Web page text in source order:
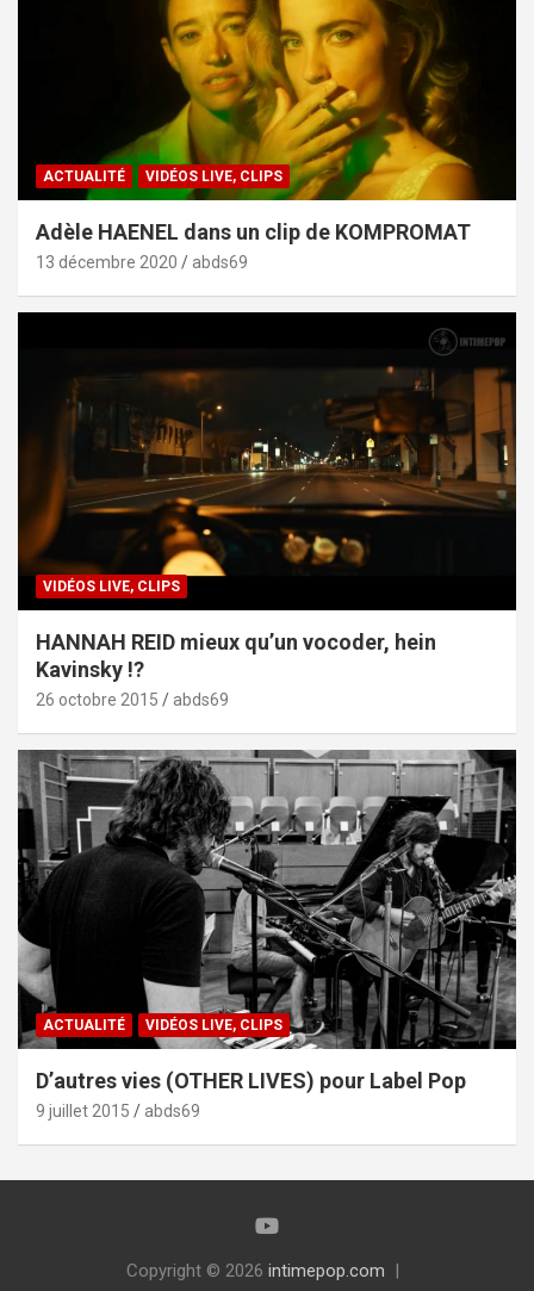
ACTUALITÉ VIDÉOS LIVE, CLIPS
Adèle HAENEL dans un clip de KOMPROMAT
13 décembre 2020 abds69
VIDÉOS LIVE, CLIPS
HANNAH REID mieux qu’un vocoder, hein
Kavinsky !?
26 octobre 2015 abds69
ACTUALITÉ VIDÉOS LIVE, CLIPS
D’autres vies (OTHER LIVES) pour Label Pop
9 juillet 2015 abds69
Copyright © 2026 intimepop.com